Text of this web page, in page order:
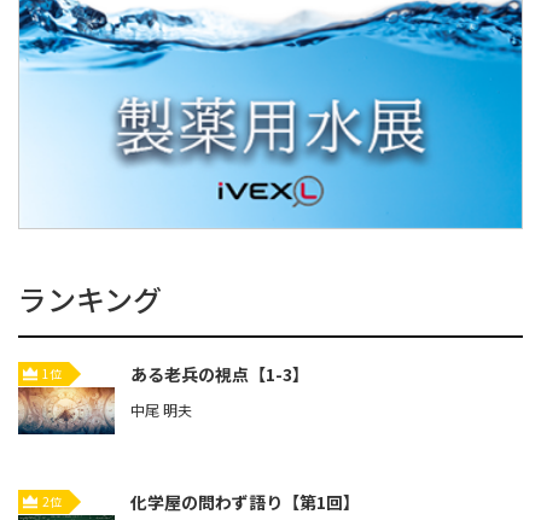
ランキング
1位 ある老兵の視点【1-3】
中尾 明夫
2位 化学屋の問わず語り【第1回】